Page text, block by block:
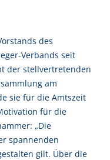
des
Verbands seit
der stellvertretenden
am
sie für die Amtszeit
für die
„Die
spannenden
gilt. Über die